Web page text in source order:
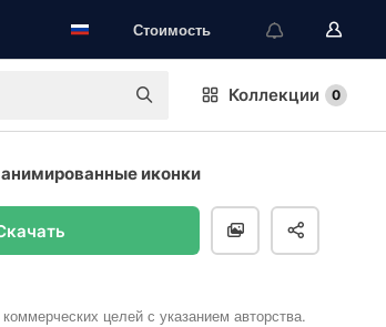
Стоимость
Коллекции 0
иконки
целей с указанием авторства.